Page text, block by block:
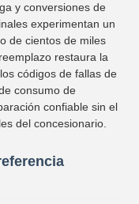
y conversiones de
experimentan un
de cientos de miles
restaura la
códigos de fallas de
consumo de
confiable sin el
del concesionario.